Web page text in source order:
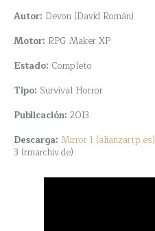
Autor: Devon (David Román)
Motor: RPG Maker XP
Estado: Completo
Tipo: Survival Horror
Publicación: 2013
Descarga: Mirror 1 (alianzartp.es)
3 (rmarchiv.de)